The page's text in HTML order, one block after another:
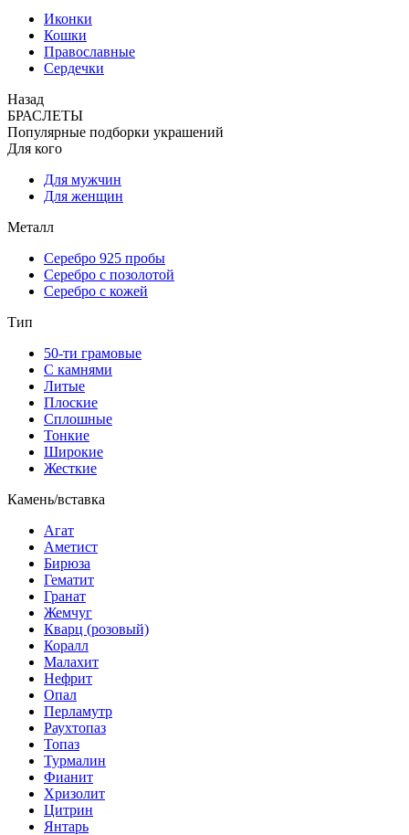
Иконки
Кошки
Православные
Сердечки
Назад
БРАСЛЕТЫ
Популярные подборки украшений
Для кого
Для мужчин
Для женщин
Металл
Серебро 925 пробы
Серебро с позолотой
Серебро с кожей
Тип
50-ти грамовые
С камнями
Литые
Плоские
Сплошные
Тонкие
Широкие
Жесткие
Камень/вставка
Агат
Аметист
Бирюза
Гематит
Гранат
Жемчуг
Кварц (розовый)
Коралл
Малахит
Нефрит
Опал
Перламутр
Раухтопаз
Топаз
Турмалин
Фианит
Хризолит
Цитрин
Янтарь